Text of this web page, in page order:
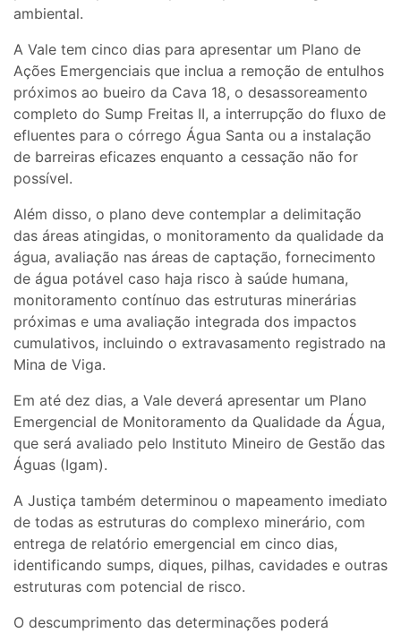
ambiental.
A Vale tem cinco dias para apresentar um Plano de
Ações Emergenciais que inclua a remoção de entulhos
próximos ao bueiro da Cava 18, o desassoreamento
completo do Sump Freitas II, a interrupção do fluxo de
efluentes para o córrego Água Santa ou a instalação
de barreiras eficazes enquanto a cessação não for
possível.
Além disso, o plano deve contemplar a delimitação
das áreas atingidas, o monitoramento da qualidade da
água, avaliação nas áreas de captação, fornecimento
de água potável caso haja risco à saúde humana,
monitoramento contínuo das estruturas minerárias
próximas e uma avaliação integrada dos impactos
cumulativos, incluindo o extravasamento registrado na
Mina de Viga.
Em até dez dias, a Vale deverá apresentar um Plano
Emergencial de Monitoramento da Qualidade da Água,
que será avaliado pelo Instituto Mineiro de Gestão das
Águas (Igam).
A Justiça também determinou o mapeamento imediato
de todas as estruturas do complexo minerário, com
entrega de relatório emergencial em cinco dias,
identificando sumps, diques, pilhas, cavidades e outras
estruturas com potencial de risco.
O descumprimento das determinações poderá